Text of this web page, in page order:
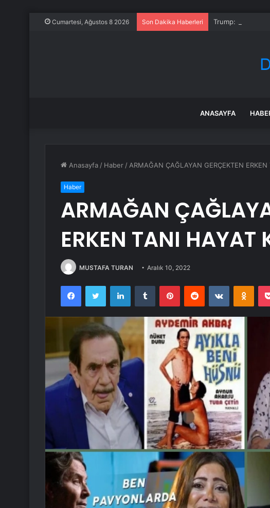
Cumartesi, Ağustos 8 2026 Son Dakika Haberleri Trump: Şi ve Putin
ANASAYFA
Anasayfa / Haber / ARMAĞAN ÇAĞLAYAN GERÇEKTEN ERKEN
Haber
ARMAĞAN
ERKEN TANI HAYAT
MUSTAFA TURAN Aralık 10, 2022
FacebookTwitter LinkedInTumblr PinterestReddit VKontakte